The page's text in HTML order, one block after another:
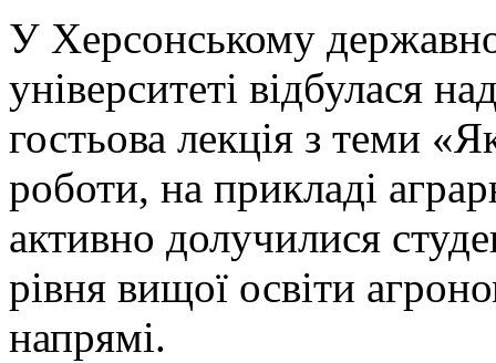
У Херсонському
університеті відбулася
гостьова лекція з теми
роботи, на прикладі
активно долучилися
рівня вищої освіти
напрямі.